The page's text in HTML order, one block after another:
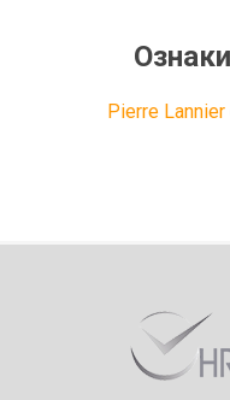
Pierre Lannier